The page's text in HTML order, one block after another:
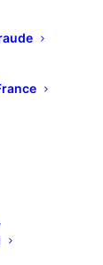
»
Molière